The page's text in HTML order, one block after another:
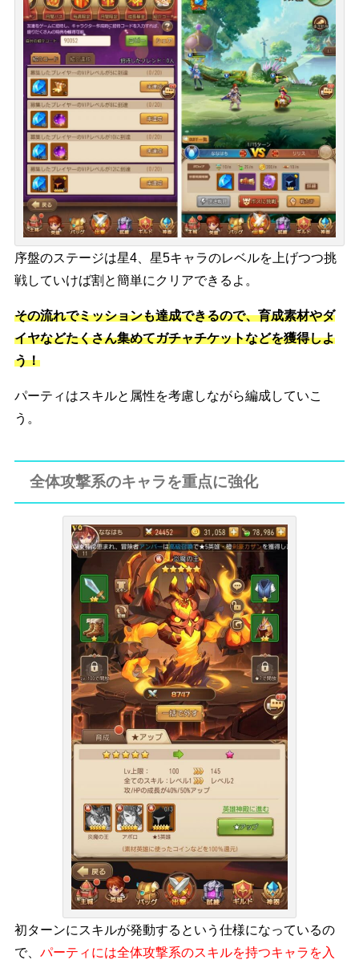
序盤のステージは星4、星5キャラのレベルを上げつつ挑
戦していけば割と簡単にクリアできるよ。
その流れでミッションも達成できるので、育成素材やダ
イヤなどたくさん集めてガチャチケットなどを獲得しよ
う！
パーティはスキルと属性を考慮しながら編成していこ
う。
全体攻撃系のキャラを重点に強化
初ターンにスキルが発動するという仕様になっているの
で、 パーティには全体攻撃系のスキルを持つキャラを入